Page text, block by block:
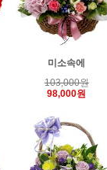
미소속에
103,000원
98,000원